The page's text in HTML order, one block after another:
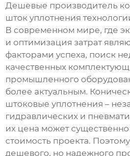
Дешевые производитель
шток уплотнения
В современном мире, где
и оптимизация затрат
факторами успеха, поиск
качественных
промышленного
более актуальным.
штоковые уплотнения –
гидравлических и
их цена может
стоимость проекта.
дешевого, но надежного